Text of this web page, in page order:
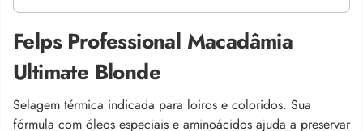
Felps Professional Macadâmia
Ultimate Blonde
Selagem térmica indicada para loiros e coloridos. Sua
fórmula com óleos especiais e aminoácidos ajuda a preservar